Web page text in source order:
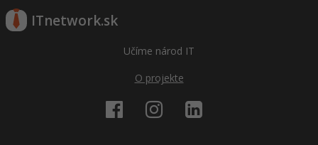
ITnetwork.sk
Učíme národ IT
O projekte